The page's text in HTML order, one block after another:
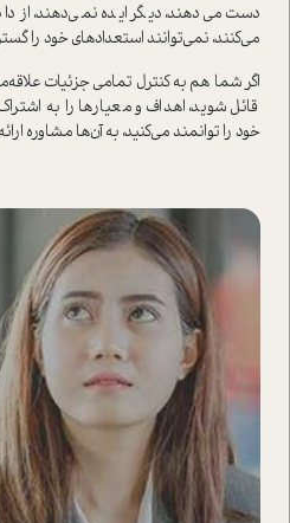
دست می‌دهند، دیگر ایده نمی‌دهند، از
می‌کنند، نمی‌توانند ا‌ستعدادهای خود را
اگر شما هم به کنترل تمامی جزئیات
قائل شوید، اهداف و معیارها را به
خود را توانمند می‌کنید، به آن‌ها مشاوره